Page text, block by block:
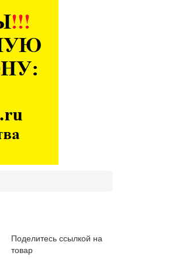
Поделитесь ссылкой на
товар